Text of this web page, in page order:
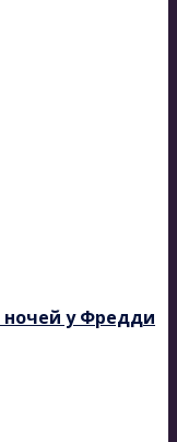
ночей у Фредди